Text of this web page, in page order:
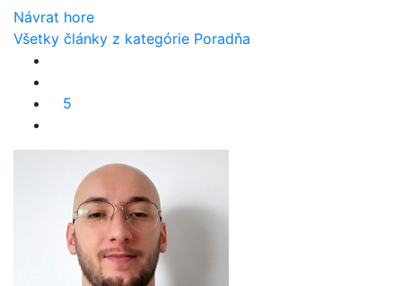
Návrat hore
Všetky články z kategórie Poradňa
5